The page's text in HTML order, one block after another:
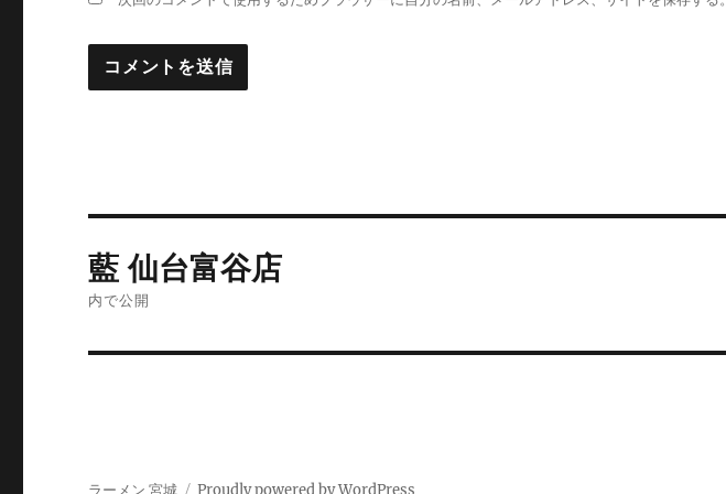
稿
藍 仙台富谷店
内で公開
ラーメン 宮城 Proudly powered by WordPress